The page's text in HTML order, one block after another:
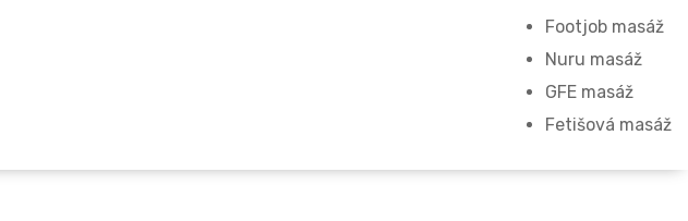
Footjob masáž
Nuru masáž
GFE masáž
Fetišová masáž